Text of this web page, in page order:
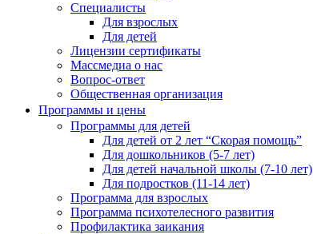
Специалисты
Для взрослых
Для детей
Лицензии сертификаты
Массмедиа о нас
Вопрос-ответ
Общественная организация
Программы и цены
Программы для детей
Для детей от 2 лет “Скорая помощь”
Для дошкольников (5-7 лет)
Для детей начальной школы (7-10 лет)
Для подростков (11-14 лет)
Программа для взрослых
Программа психотелесного развития
Профилактика заикания